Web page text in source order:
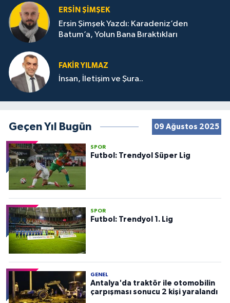
ERSIN ŞIMŞEK
Ersin Şimşek Yazdı: Karadeniz’den
Batum’a, Yolun Bana Bıraktıkları
FAKIR YILMAZ
İnsan, İletişim ve Şura..
Geçen Yıl Bugün 09 Ağustos 2025
SPOR
Futbol: Trendyol Süper Lig
SPOR
Futbol: Trendyol 1. Lig
GENEL
Antalya'da traktör ile otomobilin
çarpışması sonucu 2 kişi yaralandı